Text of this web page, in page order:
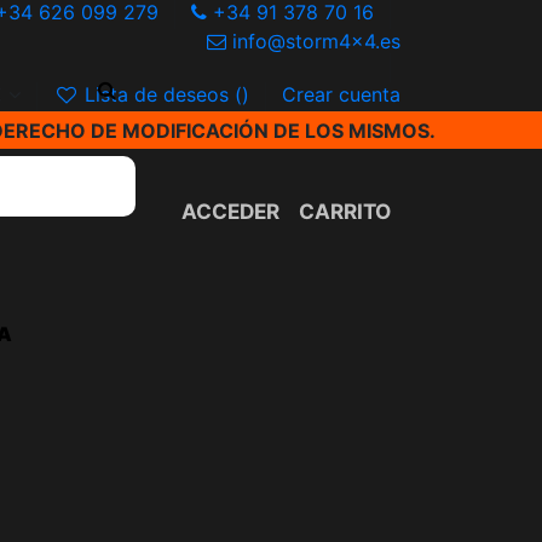
626 099 279
+34 91 378 70 16
info@storm4x4.es
Lista de deseos ()
Crear cuenta
DE MODIFICACIÓN DE LOS MISMOS.
ACCEDER CARRITO